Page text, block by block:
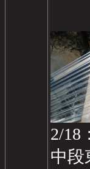
2/18
中段